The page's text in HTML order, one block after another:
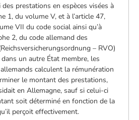
prestations en espèces visées à
1, du volume V, et à l’article 47,
VII du code social ainsi qu’à
2, du code allemand des
– RVO)
un autre État membre, les
allemands calculent la rémunération
le montant des prestations,
en Allemagne, sauf si celui-ci
soit déterminé en fonction de la
perçoit effectivement.